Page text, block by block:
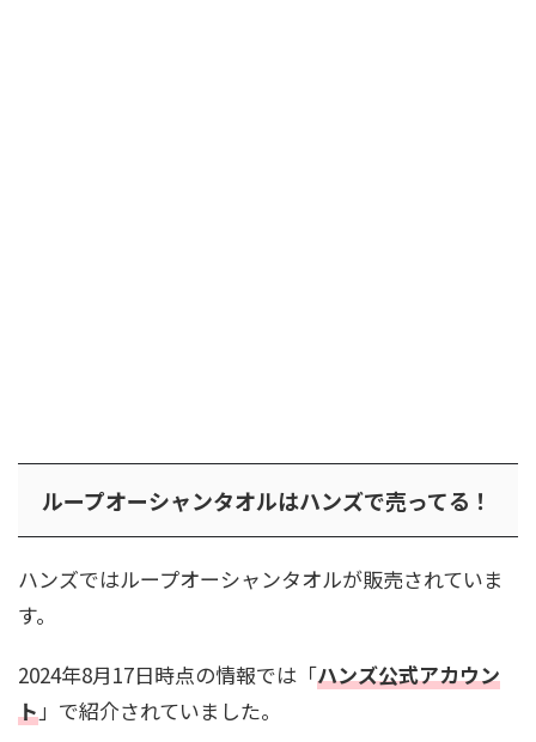
ループオーシャンタオルはハンズで売ってる！
ハンズではループオーシャンタオルが販売されていま
す。
2024年8月17日時点の情報では「ハンズ公式アカウン
ト」で紹介されていました。